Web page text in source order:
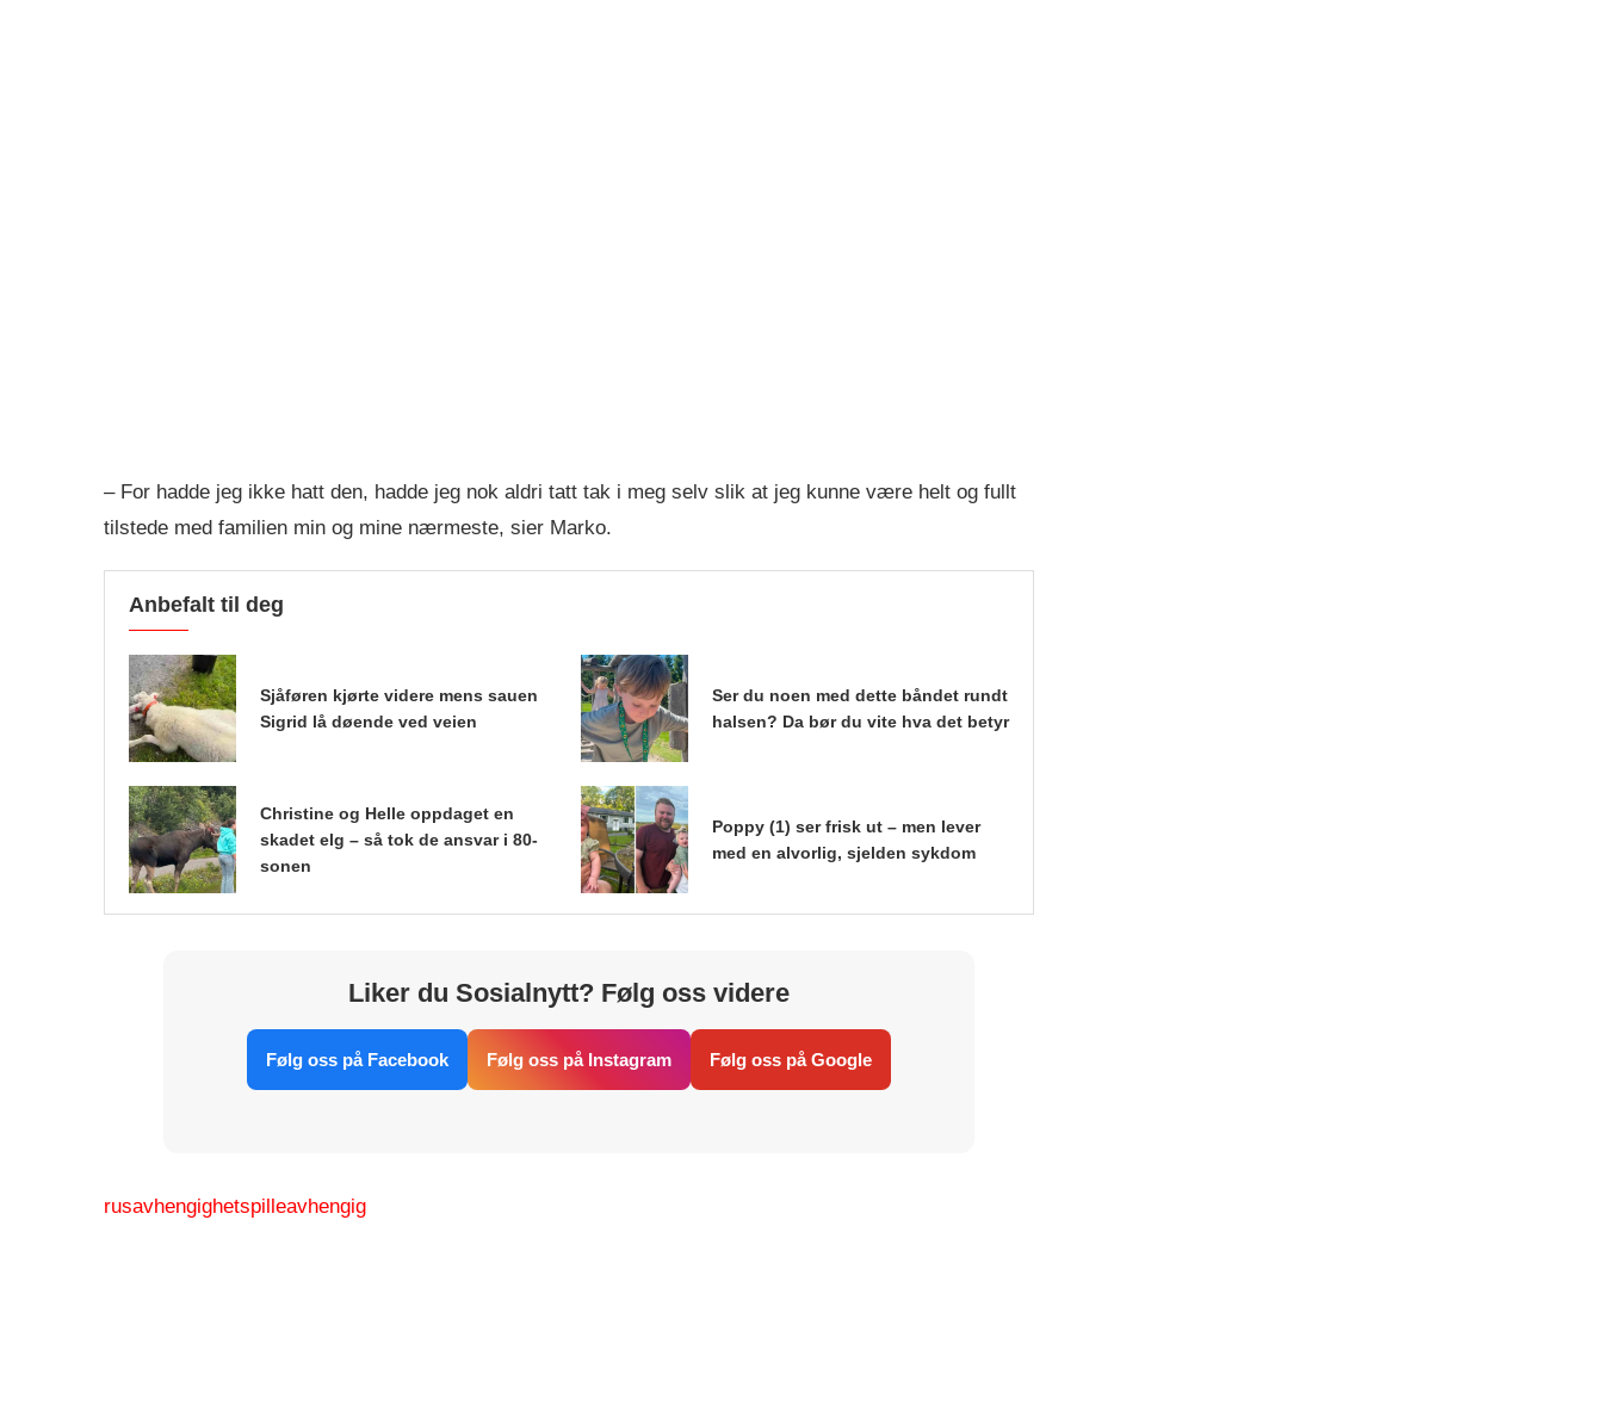
– For hadde jeg ikke hatt den, hadde jeg nok aldri tatt tak i meg selv slik at jeg kunne være helt og fullt
tilstede med familien min og mine nærmeste, sier Marko.
Anbefalt til deg
Sjåføren kjørte videre mens sauen
Sigrid lå døende ved veien
Ser du noen med dette båndet rundt
halsen? Da bør du vite hva det betyr
Christine og Helle oppdaget en
skadet elg – så tok de ansvar i 80-
sonen
Poppy (1) ser frisk ut – men lever
med en alvorlig, sjelden sykdom
Liker du Sosialnytt? Følg oss videre
Følg oss på Facebook Følg oss på Instagram Følg oss på Google
rusavhengighetspilleavhengig